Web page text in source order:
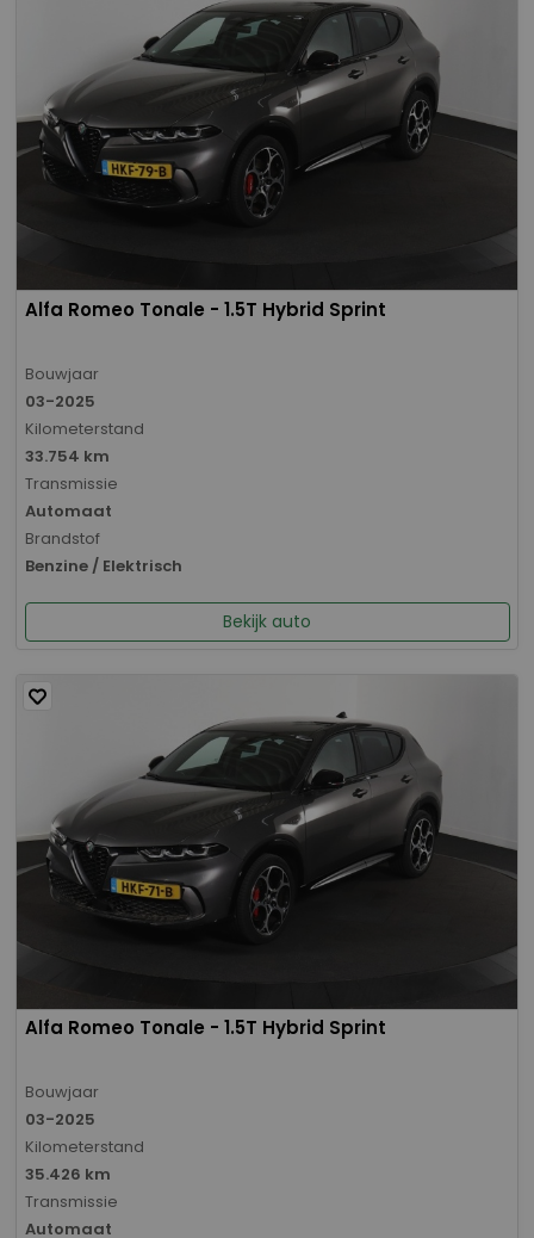
Alfa Romeo Tonale - 1.5T Hybrid Sprint
Bouwjaar
03-2025
Kilometerstand
33.754 km
Transmissie
Automaat
Brandstof
Benzine / Elektrisch
Bekijk auto
Alfa Romeo Tonale - 1.5T Hybrid Sprint
Bouwjaar
03-2025
Kilometerstand
35.426 km
Transmissie
Automaat